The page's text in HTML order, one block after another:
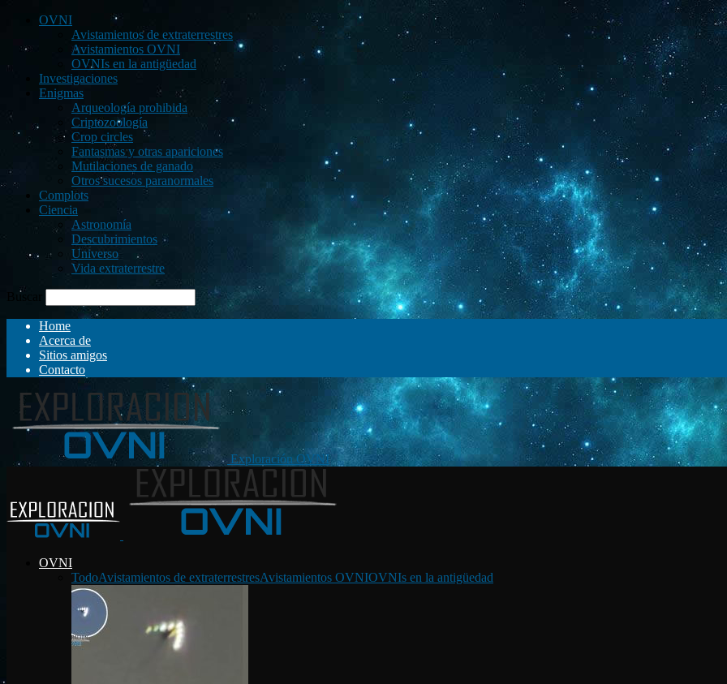
OVNI
Avistamientos de extraterrestres
Avistamientos OVNI
OVNIs en la antigüedad
Investigaciones
Enigmas
Arqueología prohibida
Criptozoología
Crop circles
Fantasmas y otras apariciones
Mutilaciones de ganado
Otros sucesos paranormales
Complots
Ciencia
Astronomía
Descubrimientos
Universo
Vida extraterrestre
Buscar
Home
Acerca de
Sitios amigos
Contacto
Exploración OVNI
OVNI
TodoAvistamientos de extraterrestresAvistamientos OVNIOVNIs en la antigüedad